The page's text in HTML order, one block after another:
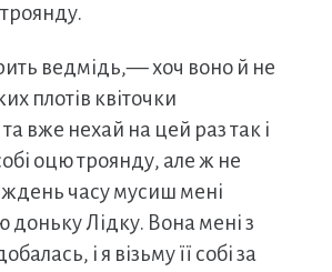
ведмідь,— хоч воно й не
плотів квіточки
вже нехай на цей раз так і
оцю троянду, але ж не
часу мусиш мені
доньку Лідку. Вона мені з
і я візьму її собі за